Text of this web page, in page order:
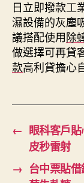
日立即撥款工
濕設備的灰塵
議搭配使用除
做選擇可再貸
款高利貸擔心
← 眼科客戶
皮秒雷射
→ 台中票貼